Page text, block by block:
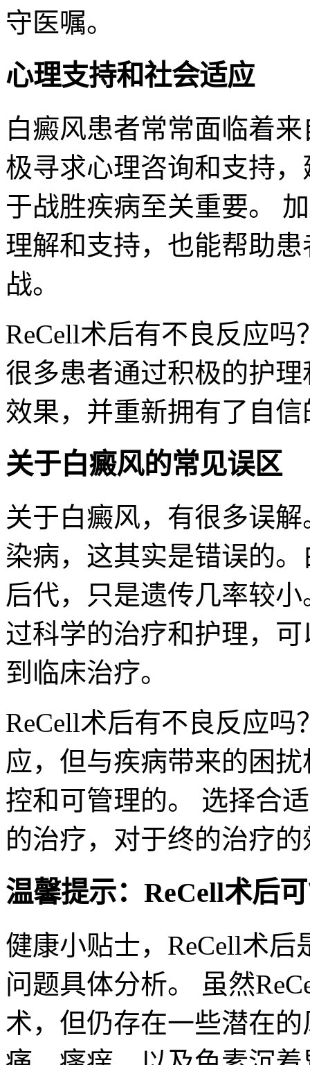
守医嘱。
心理支持和社会适应
白癜风患者常常面临着
极寻求心理咨询和支持
于战胜疾病至关重要。
理解和支持，也能帮助
战。
ReCell术后有不良反应
很多患者通过积极的护
效果，并重新拥有了自
关于白癜风的常见误区
关于白癜风，有很多误
染病，这其实是错误的
后代，只是遗传几率较
过科学的治疗和护理，
到临床治疗。
ReCell术后有不良反应
应，但与疾病带来的困
控和可管理的。 选择合
的治疗，对于终的治疗
温馨提示：ReCell术后
健康小贴士，ReCell术
问题具体分析。 虽然
术，但仍存在一些潜在